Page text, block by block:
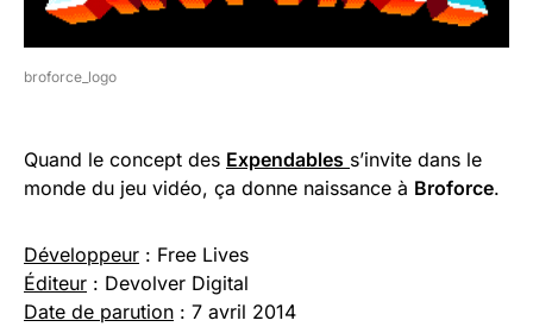
broforce_logo
Quand le concept des Expendables s’invite dans le
monde du jeu vidéo, ça donne naissance à Broforce.
Développeur : Free Lives
Éditeur : Devolver Digital
Date de parution : 7 avril 2014